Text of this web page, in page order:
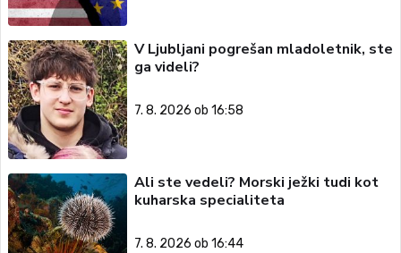
V Ljubljani pogrešan mladoletnik, ste
ga videli?
7. 8. 2026 ob 16:58
Ali ste vedeli? Morski ježki tudi kot
kuharska specialiteta
7. 8. 2026 ob 16:44